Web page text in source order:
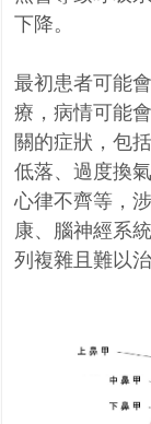
下降。
最初患者可能
療，病情可能
關的症狀，包
低落、過度換
心律不齊等，
康、腦神經系
列複雜且難以